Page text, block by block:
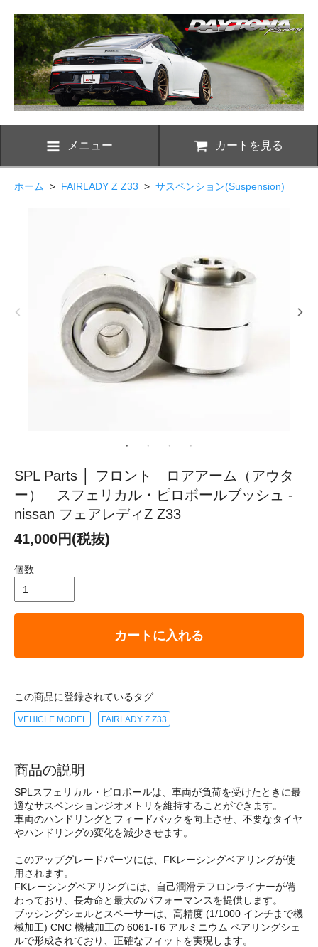
メニュー カートを見る
ホーム > FAIRLADY Z Z33 > サスペンション(Suspension)
SPL Parts │ フロント ロアアーム（アウタ
ー） スフェリカル・ピロボールブッシュ -
nissan フェアレディZ Z33
41,000円(税抜)
個数
カートに入れる
この商品に登録されているタグ
VEHICLE MODEL FAIRLADY Z Z33
商品の説明
SPLスフェリカル・ピロボールは、車両が負荷を受けたときに最
適なサスペンションジオメトリを維持することができます。
車両のハンドリングとフィードバックを向上させ、不要なタイヤ
やハンドリングの変化を減少させます。
このアップグレードパーツには、FKレーシングベアリングが使
用されます。
FKレーシングベアリングには、自己潤滑テフロンライナーが備
わっており、長寿命と最大のパフォーマンスを提供します。
ブッシングシェルとスペーサーは、高精度 (1/1000 インチまで機
械加工) CNC 機械加工の 6061-T6 アルミニウム ベアリングシェ
ルで形成されており、正確なフィットを実現します。